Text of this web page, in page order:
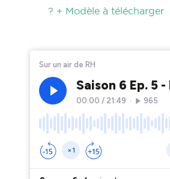
? + Modèle à télécharger